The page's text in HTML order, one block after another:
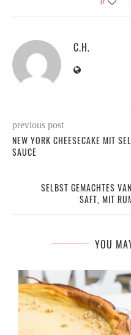
C.H.
previous post
NEW YORK CHEESECAKE MIT
SAUCE
SELBST GEMACHTES
SAFT, MIT
YOU